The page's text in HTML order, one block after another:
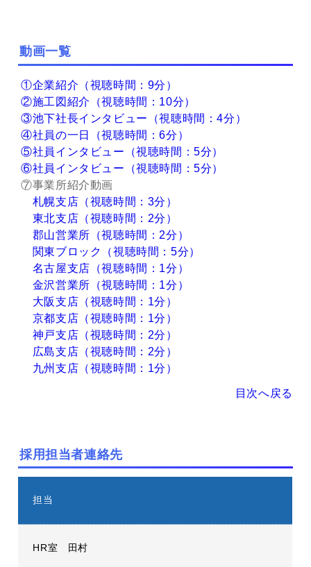
動画一覧
①企業紹介（視聴時間：9分）
②施工図紹介（視聴時間：10分）
③池下社長インタビュー（視聴時間：4分）
④社員の一日（視聴時間：6分）
⑤社員インタビュー（視聴時間：5分）
⑥社員インタビュー（視聴時間：5分）
⑦事業所紹介動画
札幌支店（視聴時間：3分）
東北支店（視聴時間：2分）
郡山営業所（視聴時間：2分）
関東ブロック（視聴時間：5分）
名古屋支店（視聴時間：1分）
金沢営業所（視聴時間：1分）
大阪支店（視聴時間：1分）
京都支店（視聴時間：1分）
神戸支店（視聴時間：2分）
広島支店（視聴時間：2分）
九州支店（視聴時間：1分）
目次へ戻る
採用担当者連絡先
担当
HR室 田村